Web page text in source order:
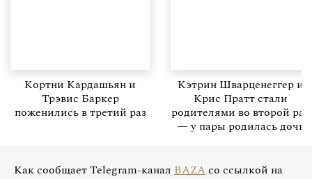
Кортни Кардашьян и
Трэвис Баркер
поженились в третий раз
Кэтрин Шварценеггер и
Крис Пратт стали
родителями во второй раз
— у пары родилась дочь
Как сообщает Telegram-канал BAZAсо ссылкой на